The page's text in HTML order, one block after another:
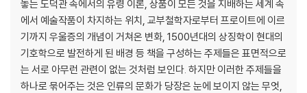
3. 저항선과 상처
후기
옮긴이의 말
인명색인"
놓는 도덕관 속에서의 유령 이론, 상품이 모든 것을 지배하는 세계 속
에서 예술작품이 차지하는 위치, 교부철학자로부터 프로이트에 이르
기까지 우울증의 개념이 거쳐온 변화, 1500년대의 상징학이 현대의
기호학으로 발전하게 된 배경 등 책을 구성하는 주제들은 표면적으로
는 서로 아무런 관련이 없는 것처럼 보인다. 하지만 이러한 주제들을
하나로 묶어주는 것은 인류의 문화가 당장은 눈에 보이지 않는 무엇,